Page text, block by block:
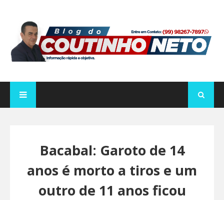
Bacabal: Garoto de 14
anos é morto a tiros e um
outro de 11 anos ficou